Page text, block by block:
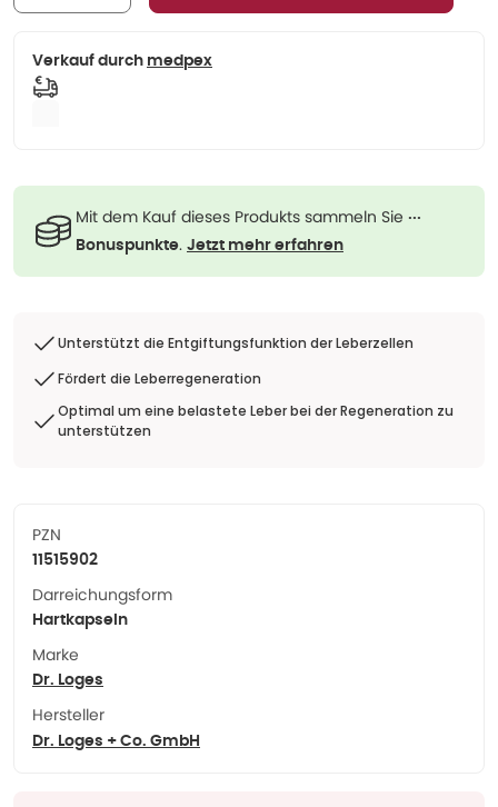
Verkauf durch medpex
Mit dem Kauf dieses Produkts sammeln Sie ···
Bonuspunkte. Jetzt mehr erfahren
Unterstützt die Entgiftungsfunktion der Leberzellen
Fördert die Leberregeneration
Optimal um eine belastete Leber bei der Regeneration zu
unterstützen
PZN
11515902
Darreichungsform
Hartkapseln
Marke
Dr. Loges
Hersteller
Dr. Loges + Co. GmbH